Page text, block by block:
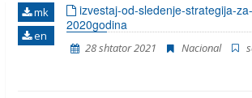
Gjuhë
mk
en
izvestaj-od-sledenje-strategija-
2020godina
28 shtator 2021 Nacional